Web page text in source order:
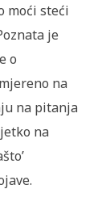
moći steći
je
o
na
na pitanja
na